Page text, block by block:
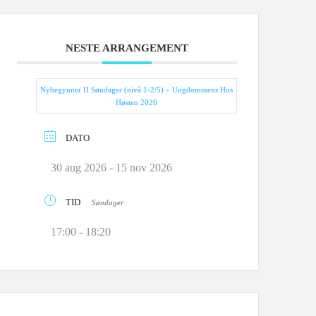
NESTE ARRANGEMENT
Nybegynner II Søndager (nivå 1-2/5) – Ungdommens Hus
Høsten 2026
DATO
30 aug 2026- 15 nov 2026
TID Søndager
17:00 - 18:20